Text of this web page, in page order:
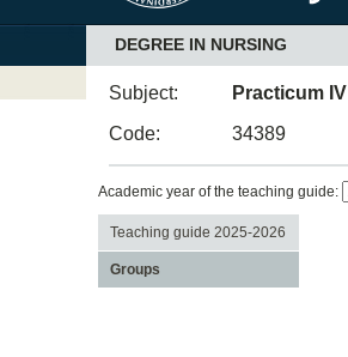
DEGREE IN NURSING
Subject:
Practicum IV
Code:
34389
Academic year of the teaching guide:
Teaching guide 2025-2026
Groups